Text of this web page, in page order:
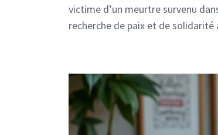
victime d’un meurtre survenu
recherche de paix et de